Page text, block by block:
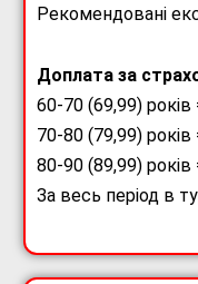
Рекомендовані
Доплата за
60-70 (69,99) років
70-80 (79,99) років
80-90 (89,99) років
За весь період в